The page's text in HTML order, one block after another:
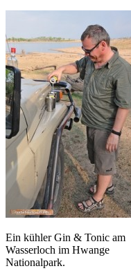
Ein kühler Gin & Tonic am
Wasserloch im Hwange
Nationalpark.